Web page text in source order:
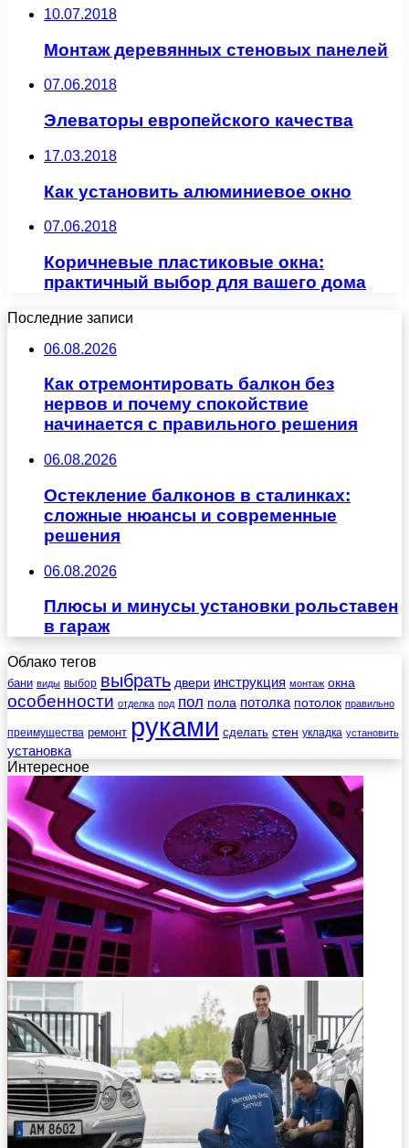
10.07.2018
Монтаж деревянных стеновых панелей
07.06.2018
Элеваторы европейского качества
17.03.2018
Как установить алюминиевое окно
07.06.2018
Коричневые пластиковые окна:
практичный выбор для вашего дома
Последние записи
06.08.2026
Как отремонтировать балкон без
нервов и почему спокойствие
начинается с правильного решения
06.08.2026
Остекление балконов в сталинках:
сложные нюансы и современные
решения
06.08.2026
Плюсы и минусы установки рольставен
в гараж
Облако тегов
бани виды выбор выбрать двери инструкция монтаж окна
особенности отделка под пол пола потолка потолок правильно
преимущества ремонт руками сделать стен укладка установить
установка
Интересное